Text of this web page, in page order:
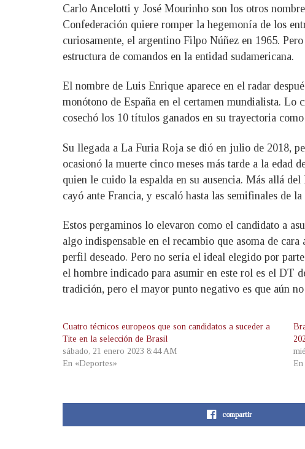
Carlo Ancelotti y José Mourinho son los otros
Confederación quiere romper la hegemonía de los
curiosamente, el argentino Filpo Núñez en 1965.
estructura de comandos en la entidad sudamericana.
El nombre de Luis Enrique aparece en el radar
monótono de España en el certamen mundialista.
cosechó los 10 títulos ganados en su trayectoria
Su llegada a La Furia Roja se dió en julio de 2018,
ocasionó la muerte cinco meses más tarde a la edad
quien le cuido la espalda en su ausencia. Más allá
cayó ante Francia, y escaló hasta las semifinales de
Estos pergaminos lo elevaron como el candidato a
algo indispensable en el recambio que asoma de
perfil deseado. Pero no sería el ideal elegido por
el hombre indicado para asumir en este rol es el DT
tradición, pero el mayor punto negativo es que aún
Cuatro técnicos europeos que son candidatos a suceder a
Tite en la selección de Brasil
sábado, 21 enero 2023 8:44 AM
En «Deportes»
compartir